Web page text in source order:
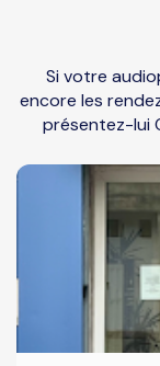
Si votre
encore les
présentez-lui